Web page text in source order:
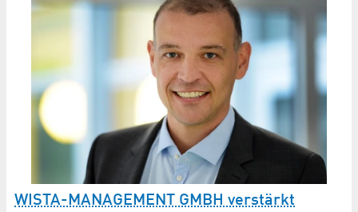
WISTA-MANAGEMENT GMBH verstärkt